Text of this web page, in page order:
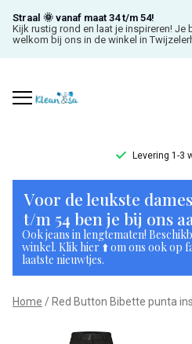
Straal 🌞 vanaf maat 34 t/m 54!
Kijk rustig rond en laat je inspireren! Je
welkom bij ons in de winkel in
Levering 1-3
Red
Button
Bibette
punta
inseam
Voor de leukste
t/m 54 ben je bij ons
Ook jeans in lengtematen!
winkel. Klik hier ⬆️ om ons ook op
laatste nieuwtjes.
Home Red Button Bibette punta